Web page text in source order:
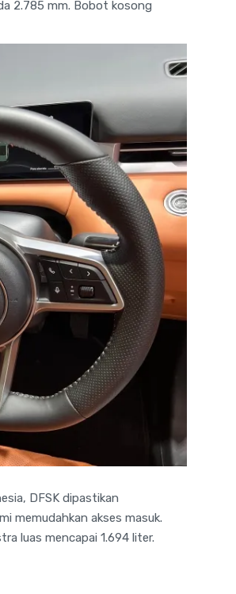
2.785 mm. Bobot kosong
DFSK dipastikan
memudahkan akses masuk.
luas mencapai 1.694 liter.